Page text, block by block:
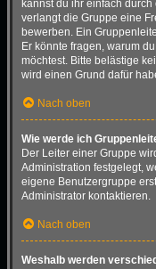
kannst du ihr einfach
verlangt die Gruppe eine
bewerben. Ein
Er könnte fragen, warum
möchtest. Bitte belästige
wird einen Grund dafür
Nach oben
Wie werde ich
Der Leiter einer Gruppe
Administration festgelegt,
eigene Benutzergruppe
Administrator kontaktieren.
Nach oben
Weshalb werden